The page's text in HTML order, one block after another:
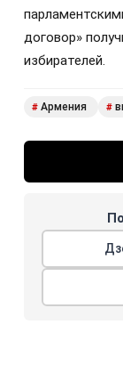
договор»
избирателей.
# Армения #